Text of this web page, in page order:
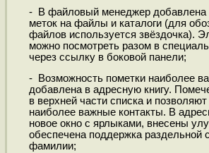
- В файловый менеджер добавлена
меток на файлы и каталоги (для
файлов используется звёздочка).
можно посмотреть разом в
через ссылку в боковой панели;
- Возможность пометки наиболее
добавлена в адресную книгу.
в верхней части списка и
наиболее важные контакты. В
новое окно с ярлыками, внесены
обеспечена поддержка раздельной
фамилии;